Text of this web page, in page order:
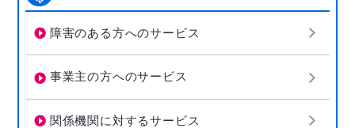
障害のある方へのサービス
事業主の方へのサービス
関係機関に対するサービス